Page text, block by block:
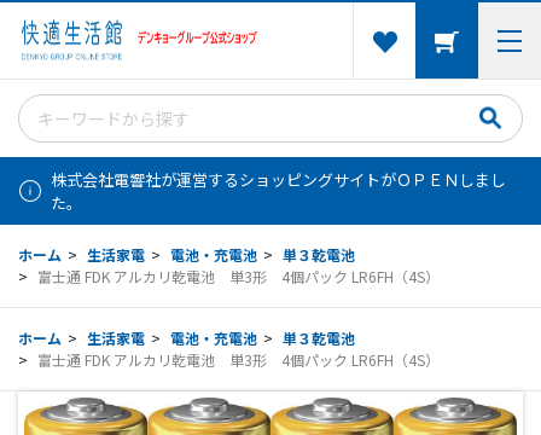
株式会社電響社が運営するショッピングサイトがＯＰＥＮしまし
た。
ホーム > 生活家電 > 電池・充電池 > 単３乾電池
> 富士通 FDK アルカリ乾電池 単3形 4個パック LR6FH（4S）
ホーム > 生活家電 > 電池・充電池 > 単３乾電池
> 富士通 FDK アルカリ乾電池 単3形 4個パック LR6FH（4S）